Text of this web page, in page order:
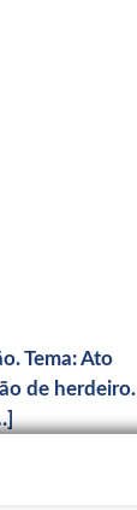
Tema: Ato
de herdeiro.